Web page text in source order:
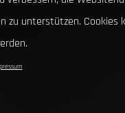
zu unterstützen. Cookies